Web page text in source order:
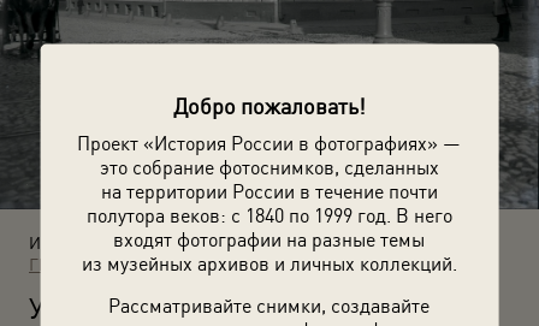
Добро пожаловать!
Проект «История России в фотографиях» —
это собрание фотоснимков, сделанных
на территории России в течение почти
полутора веков: с 1840 по 1999 год. В него
входят фотографии на разные темы
из музейных архивов и личных коллекций.
Рассматривайте снимки, создавайте
Источники:
ГМИИ им. А. С. Пушкина
У
гол Малой Дмитровки и Успенского переулка. 1899–1906